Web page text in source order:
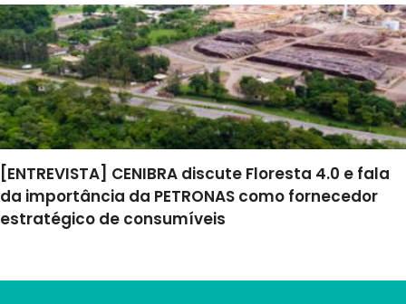
[ENTREVISTA] CENIBRA discute Floresta 4.0 e fala
da importância da PETRONAS como fornecedor
estratégico de consumíveis